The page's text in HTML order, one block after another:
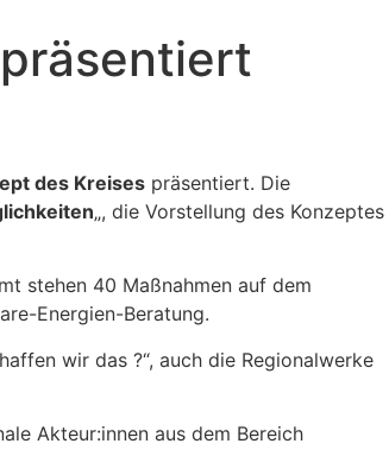
des Kreises präsentiert. Die
„, die Vorstellung des Konzeptes
stehen 40 Maßnahmen auf dem
Energien-Beratung.
wir das ?“, auch die Regionalwerke
Akteur:innen aus dem Bereich